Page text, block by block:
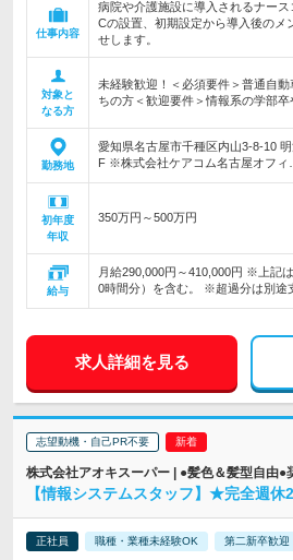
仕事内容
病院や介護施設に導入されるナー
Cの設置、初期設定から導入後のメ
せします。
対象と
なる方
未経験歓迎！＜必須要件＞普通自
ちの方＜歓迎要件＞情報系の学部
勤務地
愛知県名古屋市千種区内山3-8-10
F ※株式会社ケアコム名古屋オフィ…
初年度
年収
350万円～500万円
給与
月給290,000円～410,000円 ※上記
0時間分）を含む。 ※超過分は別途
求人詳細を見る
志望動機・自己PR不要
株式会社アオキスーパー | ●髪色＆髪型自由●
【情報システムスタッフ】★完全週
正社員 職種・業種未経験OK 第二新卒歓迎